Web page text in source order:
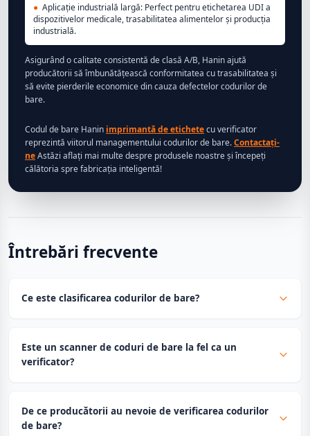
● Aplicație industrială largă: Perfect pentru etichetarea UDI a
dispozitivelor medicale, trasabilitatea alimentelor și producția
industrială.
Asigurând o calitate consistentă de clasă A/B, Hanin ajută
producătorii să îmbunătățească conformitatea cu trasabilitatea și
să evite pierderile economice din cauza defectelor codurilor de
bare.
Codul de bare Hanin imprimantă de etichetecu verificator
reprezintă viitorul managementului codurilor de bare.Contactaţi-
neAstăzi aflați mai multe despre produsele noastre și începeți
călătoria spre fabricația inteligentă!
Întrebări frecvente
Ce este clasificarea codurilor de bare?
Este un scanner de coduri de bare la fel ca un
verificator?
De ce producătorii au nevoie de verificarea codurilor
de bare?